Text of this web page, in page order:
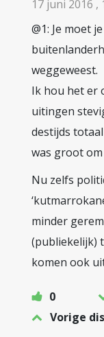
17 juni 2016 ,
@1: Je moet
weggeweest.
Ik hou het er
uitingen
destijds
was groot
Nu zelfs
minder
(publiekelijk)
komen ook
0
Vorige